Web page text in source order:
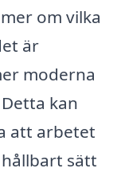
om vilka
är
moderna
kan
att arbetet
sätt